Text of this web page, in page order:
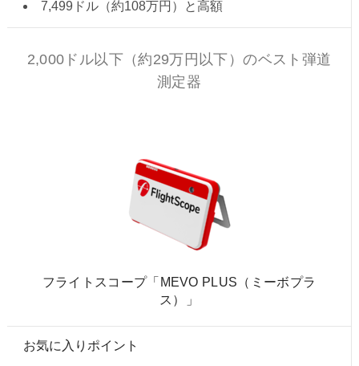
7,499ドル（約108万円）と高額
2,000ドル以下（約29万円以下）のベスト弾道
測定器
フライトスコープ「MEVO PLUS（ミーボプラ
ス）」
お気に入りポイント